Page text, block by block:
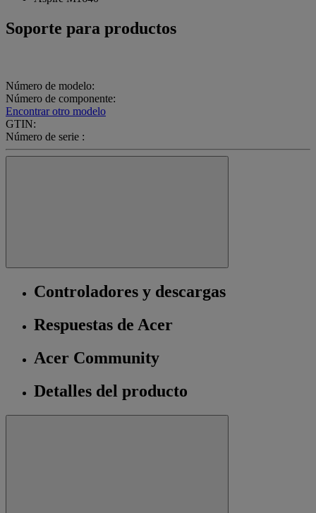
Soporte para productos
Número de modelo:
Número de componente:
Encontrar otro modelo
GTIN:
Número de serie :
Controladores y descargas
Respuestas de Acer
Acer Community
Detalles del producto